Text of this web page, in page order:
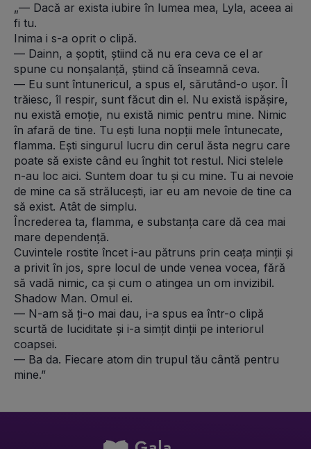
„— Dacă ar exista iubire în lumea mea, Lyla, aceea ai
fi tu.
Inima i s-a oprit o clipă.
— Dainn, a șoptit, știind că nu era ceva ce el ar
spune cu nonșalanță, știind că înseamnă ceva.
— Eu sunt întunericul, a spus el, sărutând-o ușor. Îl
trăiesc, îl respir, sunt făcut din el. Nu există ispășire,
nu există emoție, nu există nimic pentru mine. Nimic
în afară de tine. Tu ești luna nopții mele întunecate,
flamma. Ești singurul lucru din cerul ăsta negru care
poate să existe când eu înghit tot restul. Nici stelele
n-au loc aici. Suntem doar tu și cu mine. Tu ai nevoie
de mine ca să strălucești, iar eu am nevoie de tine ca
să exist. Atât de simplu.
Încrederea ta, flamma, e substanța care dă cea mai
mare dependență.
Cuvintele rostite încet i-au pătruns prin ceața minții și
a privit în jos, spre locul de unde venea vocea, fără
să vadă nimic, ca și cum o atingea un om invizibil.
Shadow Man. Omul ei.
— N-am să ți-o mai dau, i-a spus ea într-o clipă
scurtă de luciditate și i-a simțit dinții pe interiorul
coapsei.
— Ba da. Fiecare atom din trupul tău cântă pentru
mine.”